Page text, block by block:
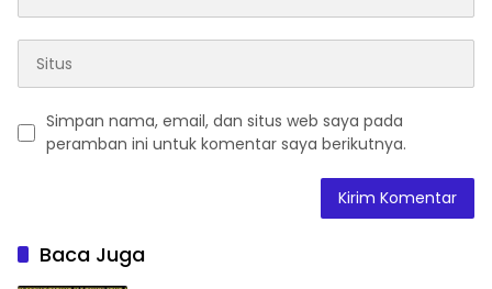
Simpan nama, email, dan situs web saya pada
peramban ini untuk komentar saya berikutnya.
Baca Juga